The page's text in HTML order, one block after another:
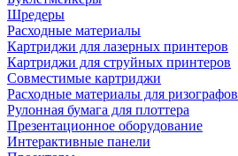
Шредеры
Расходные материалы
Картриджи для лазерных принтеров
Картриджи для струйных принтеров
Совместимые картриджи
Расходные материалы для ризографов
Рулонная бумага для плоттера
Презентационное оборудование
Интерактивные панели